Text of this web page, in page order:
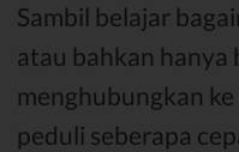
Sambil belajar
atau bahkan hanya
menghubungkan
peduli seberapa